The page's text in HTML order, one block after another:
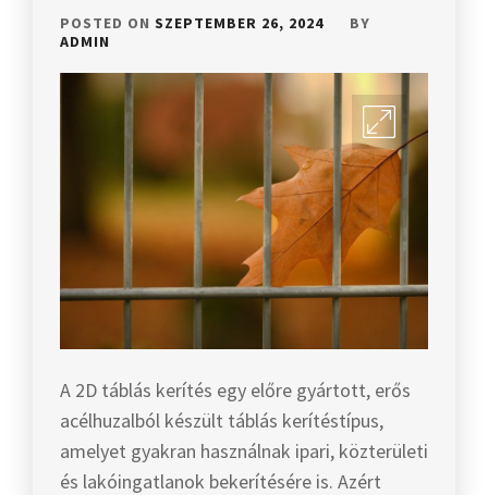
POSTED ON SZEPTEMBER 26, 2024
BY
ADMIN
A 2D táblás kerítés egy előre gyártott, erős
acélhuzalból készült táblás kerítéstípus,
amelyet gyakran használnak ipari, közterületi
és lakóingatlanok bekerítésére is. Azért